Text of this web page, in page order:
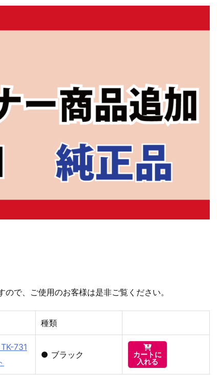
で、ご使用のお客様は是非ご覧ください。
種類
731
● ブラック

カートに
入れる